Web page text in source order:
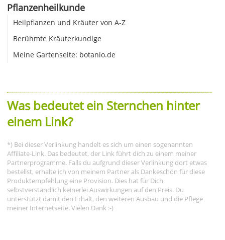
Pflanzenheilkunde
Heilpflanzen und Kräuter von A-Z
Berühmte Kräuterkundige
Meine Gartenseite: botanio.de
Was bedeutet ein Sternchen hinter
einem Link?
*) Bei dieser Verlinkung handelt es sich um einen sogenannten
Affiliate-Link. Das bedeutet, der Link führt dich zu einem meiner
Partnerprogramme. Falls du aufgrund dieser Verlinkung dort etwas
bestellst, erhalte ich von meinem Partner als Dankeschön für diese
Produktempfehlung eine Provision. Dies hat für Dich
selbstverständlich keinerlei Auswirkungen auf den Preis. Du
unterstützt damit den Erhalt, den weiteren Ausbau und die Pflege
meiner Internetseite. Vielen Dank :-)